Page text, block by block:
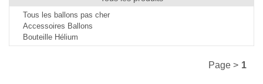
Tous les ballons pas cher
Accessoires Ballons
Bouteille Hélium
Page > 1